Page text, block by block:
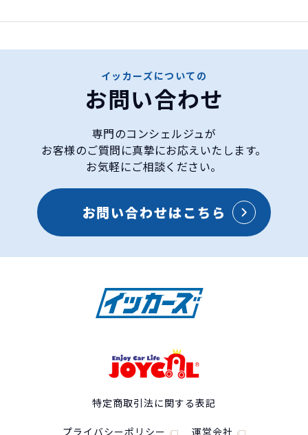
イッカーズについての
お問い合わせ
専門のコンシェルジュが
お客様のご質問に真摯にお応えいたします。
お気軽にご相談ください。
お問い合わせはこちら
特定商取引法に関する表記
プライバシーポリシー 運営会社